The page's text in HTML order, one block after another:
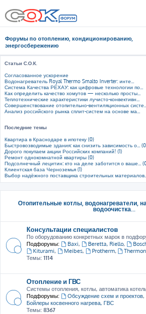
Форумы по отоплению, кондиционированию,
энергосбережению
Статьи С.О.К.
Согласованное ускорение
Водонагреватель Royal Thermo Smalto Inverter: инте...
Система Качества РЕХАУ: как цифровые технологии по...
Как определить качество хомутов — несколько просты...
Теплотехнические характеристики лучисто-конвективн...
Совершенствование отопительно-вентиляционных систе...
Анализ российского рынка сплит-систем на основе ма...
Последние темы
Квартира в Краснодаре в ипотеку (0)
Быстровозводимые здания: как снизить зависимость о...
Дорого покупаем акции Российских компаний! (1)
Ремонт однокомнатной квартиры (0)
Подсолнечный лецитин: кто на деле заботится о ваше...
Клиентская база Черноземья (1)
Выбор надёжного поставщика строительных
Отопительные котлы, водонагреватели,
водоочистка...
Консультации специалистов
По оборудованию конкретных марок в
Подфорумы:
Baxi, Beretta, Riello,
Kiturami, Meibes, Protherm,
Темы: 1114
Отопление и ГВС
Системы отопления, котлы, автоматика
Подфорумы:
Обсуждение схем и проектов,
Бойлеры косвенного нагрева, ГВС
Темы: 8367